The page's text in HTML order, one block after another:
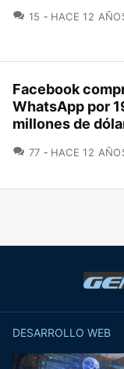
15 COMENTARIOS
HACE 12
Facebook
WhatsApp por
millones de
77 COMENTARIOS
HACE 12
DESARROLLO WEB